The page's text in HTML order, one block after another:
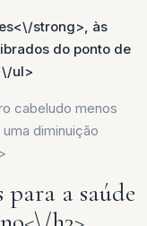
strong>, às
do ponto de
ul>
cabeludo menos
diminuição
para a saúde